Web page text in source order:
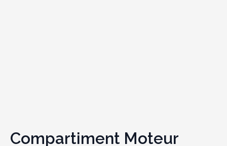
Compartiment Moteur